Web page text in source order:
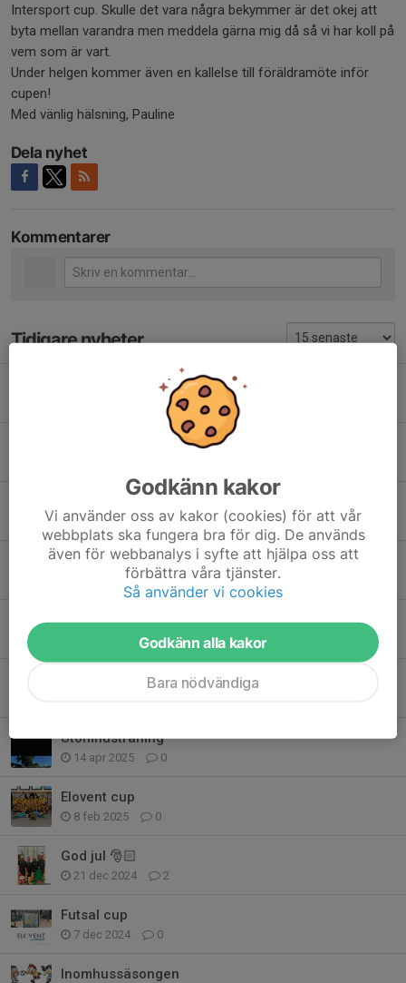
Intersport cup. Skulle det vara några bekymmer är det okej att
byta mellan varandra men meddela gärna mig då så vi har koll på
vem som är vart.
Under helgen kommer även en kallelse till föräldramöte inför
cupen!
Med vänlig hälsning, Pauline
Dela nyhet
Kommentarer
Tidigare nyheter
0
23 nov 2025 0
Lagindelning
3 jun 2025 0
Spelschema
0
Utomhusträning
14 apr 2025 0
Elovent cup
8 feb 2025 0
God jul 🎅🏻
21 dec 2024 2
Futsal cup
7 dec 2024 0
Inomhussäsongen
Godkänn kakor
Vi använder oss av kakor (cookies) för att vår
webbplats ska fungera bra för dig. De används
även för webbanalys i syfte att hjälpa oss att
förbättra våra tjänster.
Så använder vi cookies
Godkänn alla kakor
Bara nödvändiga